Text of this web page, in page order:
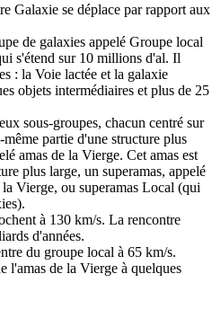
Galaxie se déplace par rapport aux
de galaxies appelé Groupe local
s'étend sur 10 millions d'al. Il
: la Voie lactée et la galaxie
objets intermédiaires et plus de 25
sous-groupes, chacun centré sur
partie d'une structure plus
amas de la Vierge. Cet amas est
plus large, un superamas, appelé
Vierge, ou superamas Local (qui
à 130 km/s. La rencontre
d'années.
du groupe local à 65 km/s.
l'amas de la Vierge à quelques